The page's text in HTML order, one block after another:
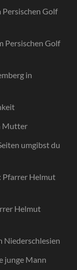
Persischen Golf
Persischen Golf
in
Mutter
umgibst du
Pfarrer Helmut
Helmut
Niederschlesien
junge Mann